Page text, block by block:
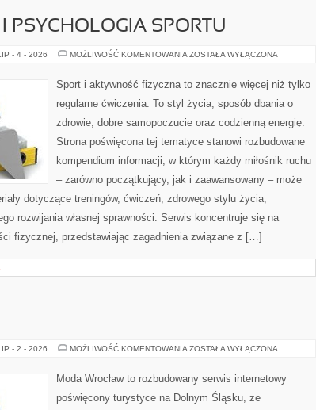
PSYCHOLOGIA SPORTU
- 4 - 2026 MOŻLIWOŚĆ KOMENTOWANIA MOTYWACJA
ZOSTAŁA WYŁĄCZONA
Sport i aktywność fizyczna to znacznie więcej niż tylko
regularne ćwiczenia. To styl życia, sposób dbania o
zdrowie, dobre samopoczucie oraz codzienną energię.
Strona poświęcona tej tematyce stanowi rozbudowane
kompendium informacji, w którym każdy miłośnik ruchu
– zarówno początkujący, jak i zaawansowany – może
dotyczące treningów, ćwiczeń, zdrowego stylu życia,
rozwijania własnej sprawności. Serwis koncentruje się na
fizycznej, przedstawiając zagadnienia związane z […]
- 2 - 2026 MOŻLIWOŚĆ KOMENTOWANIA GŁOGÓW
ZOSTAŁA WYŁĄCZONA
Moda Wrocław to rozbudowany serwis internetowy
poświęcony turystyce na Dolnym Śląsku, ze